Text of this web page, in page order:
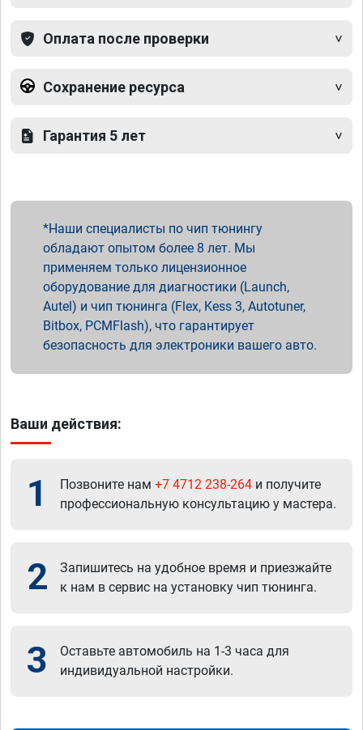
Оплата после проверки
Сохранение ресурса
Гарантия 5 лет
Наши специалисты по чип тюнингу
обладают опытом более 8 лет. Мы
применяем только лицензионное
оборудование для диагностики (Launch,
Autel) и чип тюнинга (Flex, Kess 3, Autotuner,
Bitbox, PCMFlash), что гарантирует
безопасность для электроники вашего авто.
Ваши действия:
1 Позвоните нам +7 4712 238-264 и получите
профессиональную консультацию у мастера.
2
Запишитесь на удобное время и приезжайте
к нам в сервис на установку чип тюнинга.
3
Оставьте автомобиль на 1-3 часа для
индивидуальной настройки.